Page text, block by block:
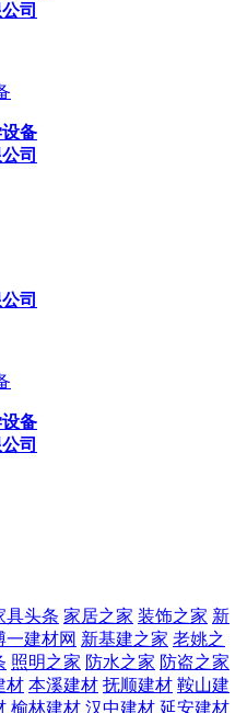
司
备
司
司
备
司
具头条 家居之家 装饰之家 新
一建材网 新基建之家 老姚之
照明之家 防水之家 防盗之家
材 本溪建材 抚顺建材 鞍山建
榆林建材 汉中建材 延安建材